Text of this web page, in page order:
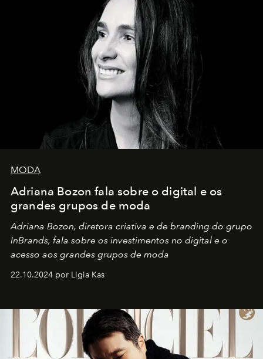
MODA
Adriana Bozon fala sobre o digital e os
grandes grupos de moda
Adriana Bozon, diretora criativa e de branding do grupo
InBrands, fala sobre os investimentos no digital e o
acesso aos grandes grupos de moda
22.10.2024 por Ligia Kas